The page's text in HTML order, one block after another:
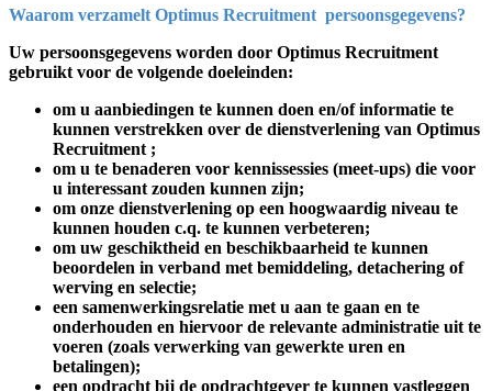
Waarom verzamelt Optimus Recruitment persoonsgegevens?
Uw persoonsgegevens worden door Optimus Recruitment
gebruikt voor de volgende doeleinden:
om u aanbiedingen te kunnen doen en/of informatie te
kunnen verstrekken over de dienstverlening van Optimus
Recruitment ;
om u te benaderen voor kennissessies (meet-ups) die voor
u interessant zouden kunnen zijn;
om onze dienstverlening op een hoogwaardig niveau te
kunnen houden c.q. te kunnen verbeteren;
om uw geschiktheid en beschikbaarheid te kunnen
beoordelen in verband met bemiddeling, detachering of
werving en selectie;
een samenwerkingsrelatie met u aan te gaan en te
onderhouden en hiervoor de relevante administratie uit te
voeren (zoals verwerking van gewerkte uren en
betalingen);
een opdracht bij de opdrachtgever te kunnen vastleggen